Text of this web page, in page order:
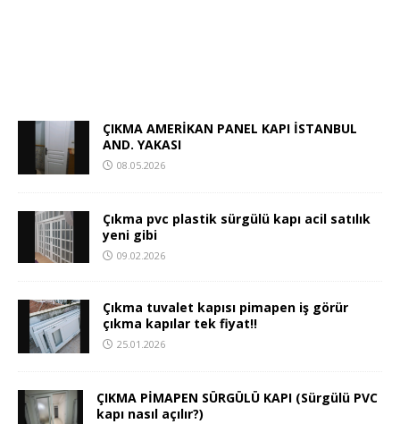
ÇIKMA AMERİKAN PANEL KAPI İSTANBUL
AND. YAKASI
08.05.2026
Çıkma pvc plastik sürgülü kapı acil satılık
yeni gibi
09.02.2026
Çıkma tuvalet kapısı pimapen iş görür
çıkma kapılar tek fiyat!!
25.01.2026
ÇIKMA PİMAPEN SÜRGÜLÜ KAPI (Sürgülü PVC
kapı nasıl açılır?)